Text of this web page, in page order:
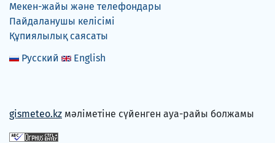
Мекен-жайы және телефондары
Пайдаланушы келісімі
Құпиялылық саясаты
Русский
English
gismeteo.kz мәліметіне сүйенген ауа-райы болжамы